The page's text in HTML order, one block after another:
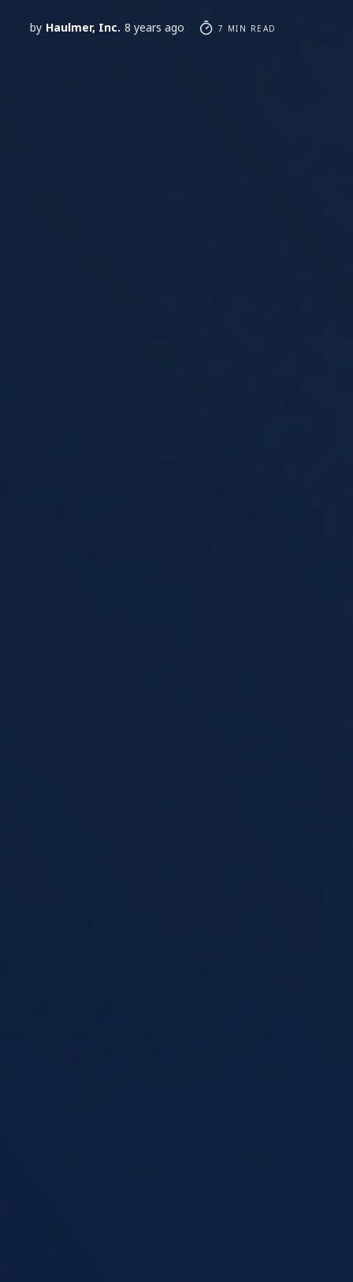
by Haulmer, Inc. 8 years ago 7 MIN READ